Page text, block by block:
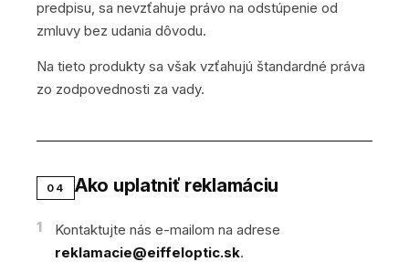
predpisu, sa nevzťahuje právo na odstúpenie od
zmluvy bez udania dôvodu.
Na tieto produkty sa však vzťahujú štandardné práva
zo zodpovednosti za vady.
04 Ako uplatniť reklamáciu
1
Kontaktujte nás e-mailom na adrese
reklamacie@eiffeloptic.sk.